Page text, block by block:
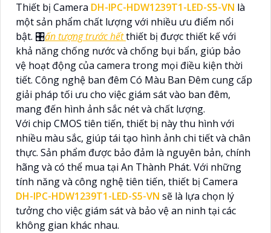
Thiết bị Camera DH-IPC-HDW1239T1-LED-S5-VN là
một sản phẩm chất lượng với nhiều ưu điểm nổi
bật. 🎛ấn tượng trước hếtthiết bị được thiết kế với
khả năng chống nước và chống bụi bẩn, giúp bảo
vệ hoạt động của camera trong mọi điều kiện thời
tiết. Công nghệ ban đêm Có Màu Ban Ðêm cung cấp
giải pháp tối ưu cho việc giám sát vào ban đêm,
mang đến hình ảnh sắc nét và chất lượng.
Với chip CMOS tiên tiến, thiết bị này thu hình với
nhiều màu sắc, giúp tái tạo hình ảnh chi tiết và chân
thực. Sản phẩm được bảo đảm là nguyên bản, chính
hãng và có thể mua tại An Thành Phát. Với những
tính năng và công nghệ tiên tiến, thiết bị Camera
DH-IPC-HDW1239T1-LED-S5-VN sẽ là lựa chọn lý
tưởng cho việc giám sát và bảo vệ an ninh tại các
không gian khác nhau.